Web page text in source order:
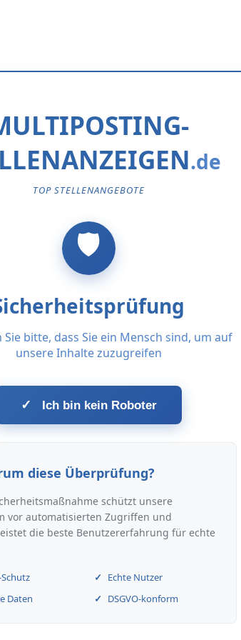
TOP STELLENANGEBOTE
Sie bitte, dass Sie ein Mensch sind, um auf
unsere Inhalte zuzugreifen
✓ Ich bin kein Roboter
diese Überprüfung?
schützt unsere
vor automatisierten Zugriffen und
die beste Benutzererfahrung für echte
Echte Nutzer
Daten
DSGVO-konform